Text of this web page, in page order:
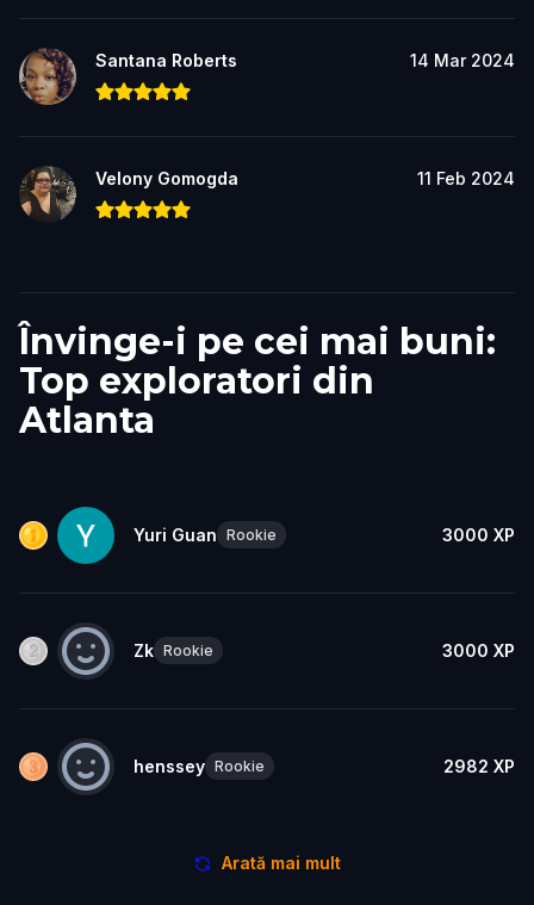
Santana Roberts 14 Mar 2024
Velony Gomogda 11 Feb 2024
Învinge-i pe cei mai buni:
Top exploratori din
Atlanta
Yuri Guan Rookie 3000 XP
Zk Rookie 3000 XP
henssey Rookie 2982 XP
Arată mai mult